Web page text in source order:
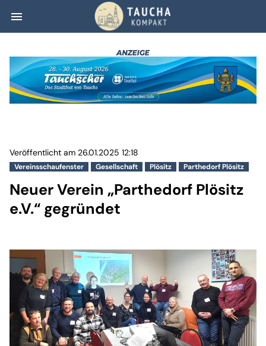
menu Neuer Verein
Vereinsschaufenster Gesellschaft Plösitz Parthedorf Plösitz
Veröffentlicht am 26.01.2025 12:18
Neuer Verein „Parthedorf Plösitz
e.V.“ gegründet